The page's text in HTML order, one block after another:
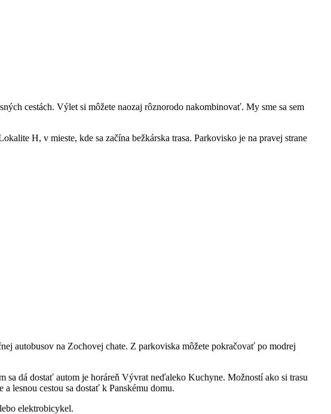
cestách. Výlet si môžete naozaj rôznorodo nakombinovať. My sme sa sem
H, v mieste, kde sa začína bežkárska trasa. Parkovisko je na pravej strane
autobusov na Zochovej chate. Z parkoviska môžete pokračovať po modrej
dá dostať autom je horáreň Vývrat neďaleko Kuchyne. Možností ako si trasu
lesnou cestou sa dostať k Panskému domu.
elektrobicykel.